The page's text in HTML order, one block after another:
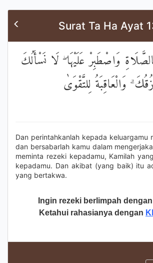
Surat Ta Ha Ayat
وَاصْطَبِرْ عَلَيْهَا ۖ لَا نَسْأَلُكَ
وَالْعَاقِبَةُ لِلتَّقْوَىٰ
Dan perintahkanlah kepada keluargamu
dan bersabarlah kamu dalam
meminta rezeki kepadamu, Kamilah
kepadamu. Dan akibat (yang baik) itu
yang bertakwa.
Ingin rezeki berlimpah
Ketahui rahasianya dengan